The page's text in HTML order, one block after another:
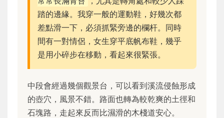
踏的邊緣。我穿一般的運動鞋，好幾次都
差點滑一下，必須抓緊旁邊的欄杆。同時
間有一對情侶，女生穿平底帆布鞋，幾乎
是用小碎步在移動，看起來很緊張。
中段會經過幾個觀景台，可以看到溪流侵蝕形成
的壺穴，風景不錯。路面也轉為較乾爽的土徑和
石塊路，走起來反而比濕滑的木棧道安心。